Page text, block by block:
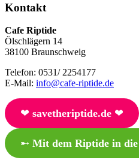
Kontakt
Cafe Riptide
Ölschlägern 14
38100 Braunschweig
Telefon: 0531/ 2254177
E-Mail: info@cafe-riptide.de
❤︎ savetheriptide.de❤︎
➸ Mit dem Riptide in